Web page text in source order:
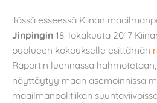
Tässä esseessä Kiinan
Jinpingin 18. lokakuuta 2017
puolueen kokoukselle esittämän
Raportin luennassa
näyttäytyy maan asemoinnissa
maailmanpolitiikan